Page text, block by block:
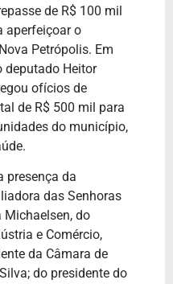
de R$ 100 mil
aperfeiçoar o
Petrópolis. Em
deputado Heitor
ofícios de
de R$ 500 mil para
do município,
presença da
das Senhoras
Michaelsen, do
e Comércio,
da Câmara de
do presidente do